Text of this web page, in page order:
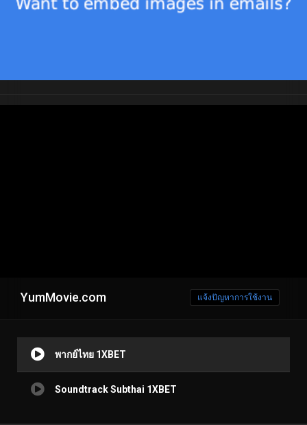
YumMovie.com แจ้งปัญหาการใช้งาน
พากย์ไทย 1XBET
Soundtrack Subthai 1XBET